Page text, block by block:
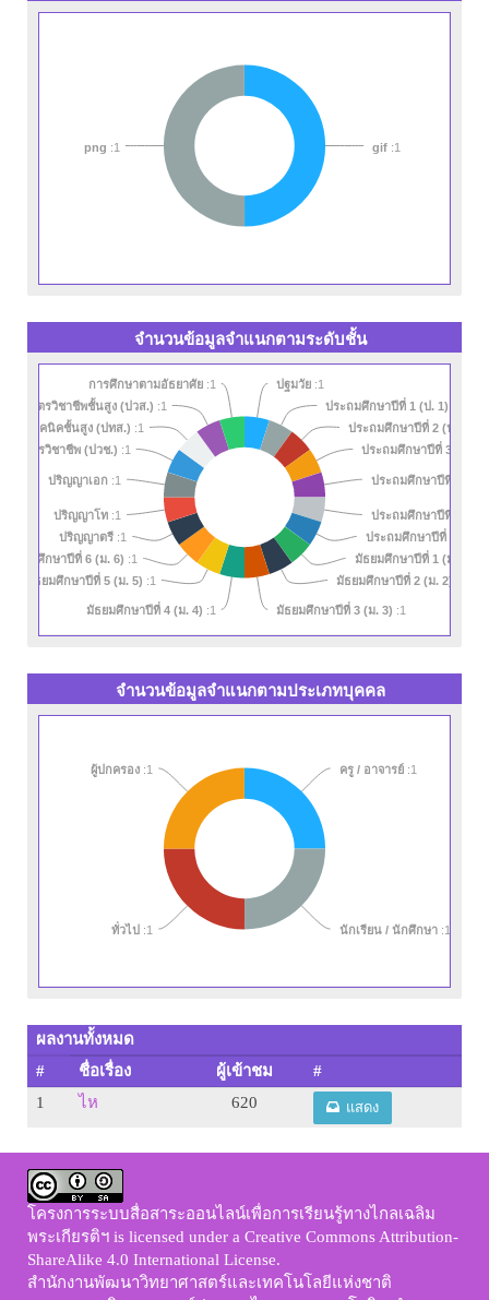
gif :1
png :1
จำนวนข้อมูลจำแนกตามระดับชั้น
ปฐมวัย :1
ประถมศึกษาปีที่ 1 (ป. 1)
ประถมศึกษาปีที่ 2 (ป. 2)
ประถมศึกษาปีที่ 3 (ป. 3)
ประถมศึกษาปีที่ 4 (ป.
ประถมศึกษาปีที่ 5 (ป.
ประถมศึกษาปีที่ 6 (ป. 6)
มัธยมศึกษาปีที่ 1 (ม. 1)
มัธยมศึกษาปีที่ 2 (ม. 2)
มัธยมศึกษาปีที่ 3 (ม. 3) :1
มัธยมศึกษาปีที่ 4 (ม. 4) :1
มัธยมศึกษาปีที่ 5 (ม. 5) :1
มัธยมศึกษาปีที่ 6 (ม. 6) :1
ปริญญาตรี :1
ปริญญาโท :1
ปริญญาเอก :1
นียบัตรวิชาชีพ (ปวช.) :1
รครูเทคนิคชั้นสูง (ปทส.) :1
ศนียบัตรวิชาชีพชั้นสูง (ปวส.) :1
การศึกษาตามอัธยาศัย :1
จำนวนข้อมูลจำแนกตามประเภทบุคคล
ครู / อาจารย์ :1
นักเรียน / นักศึกษา :1
ทั่วไป :1
ผู้ปกครอง :1
ผลงานทั้งหมด
#
ชื่อเรื่อง ผู้เข้าชม
#
1
ไห 620 แสดง
โครงการระบบสื่อสาระออนไลน์เพื่อการเรียนรู้ทางไกลเฉลิม
พระเกียรติฯ is licensed under a Creative Commons Attribution-
ShareAlike 4.0 International License.
สำนักงานพัฒนาวิทยาศาสตร์และเทคโนโลยีแห่งชาติ